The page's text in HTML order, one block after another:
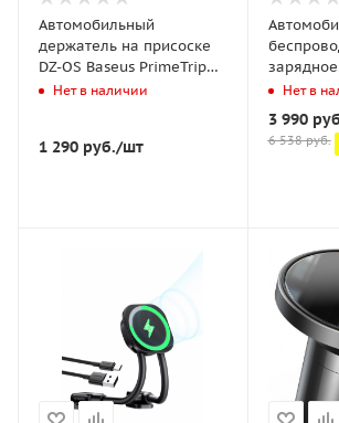
Автомобильный
держатель на присоске
DZ-OS Baseus PrimeTrip
C03 Air Clamping Car
Нет в наличии
1 290 руб./шт
Baseus
Wireless
Mount
Charging
Нет в
3 990
6 538руб.